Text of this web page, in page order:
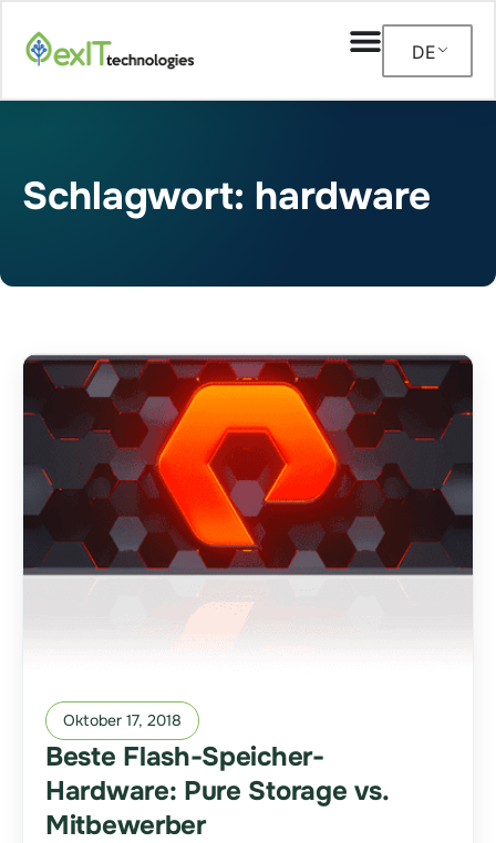
DE
Schlagwort: hardware
Oktober 17, 2018
Beste Flash-Speicher-
Hardware: Pure Storage vs.
Mitbewerber